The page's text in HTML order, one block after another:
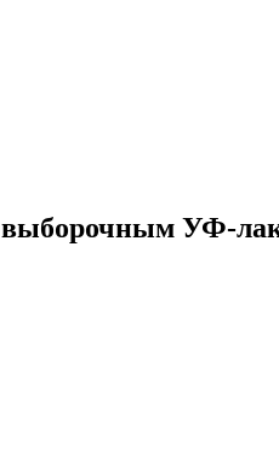
выборочным УФ-